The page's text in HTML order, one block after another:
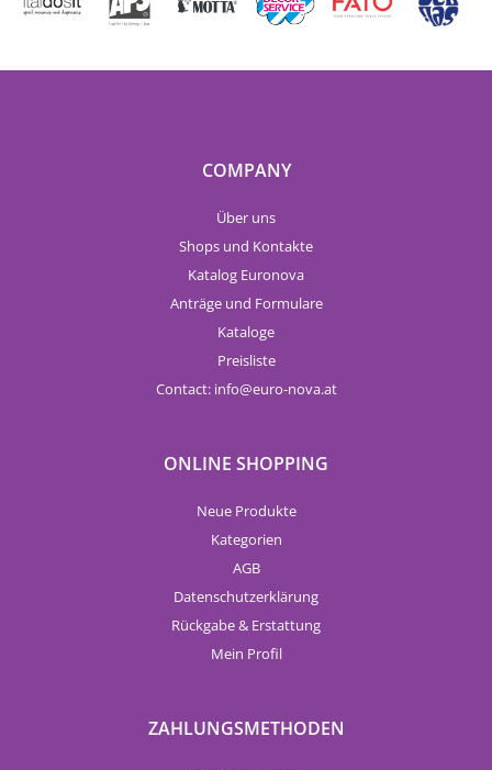
COMPANY
Über uns
Shops und Kontakte
Katalog Euronova
Anträge und Formulare
Kataloge
Preisliste
Contact: info euro-nova.at
ONLINE SHOPPING
Neue Produkte
Kategorien
AGB
Datenschutzerklärung
Rückgabe & Erstattung
Mein Profil
ZAHLUNGSMETHODEN